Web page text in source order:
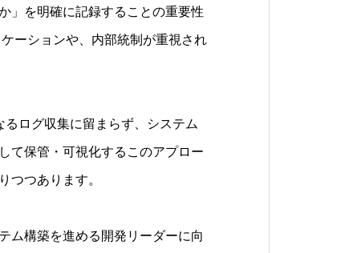
」を明確に記録することの重要性
ーションや、内部統制が重視され
ログ収集に留まらず、システム
て保管・可視化するこのアプロー
つあります。
ム構築を進める開発リーダーに向